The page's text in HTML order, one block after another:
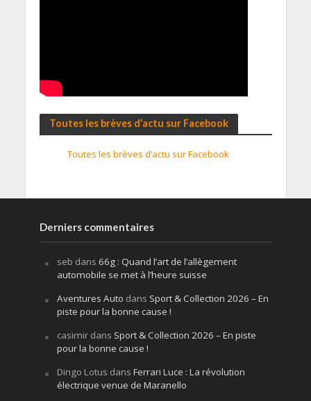
Toutes les brèves d’actu sur Facebook
Toutes les brèves d’actu sur Facebook
Derniers commentaires
seb dans 66g : Quand l’art de l’allègement
automobile se met à l’heure suisse
Aventures Auto dans Sport & Collection 2026 – En
piste pour la bonne cause !
casimirdans Sport & Collection 2026 – En piste
pour la bonne cause !
Dingo Lotus dans Ferrari Luce : La révolution
électrique venue de Maranello